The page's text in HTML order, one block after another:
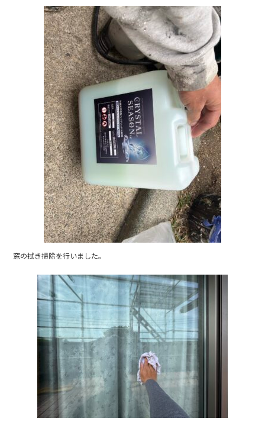
窓の拭き掃除を行いました。